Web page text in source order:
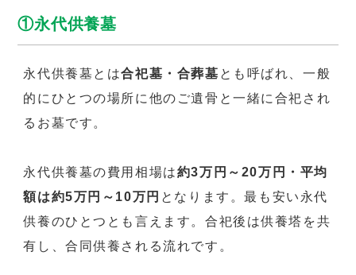
①永代供養墓
永代供養墓とは合祀墓・合葬墓 とも呼ばれ、一般
的にひとつの場所に他のご遺骨と一緒に合祀され
るお墓です。
永代供養墓の費用相場は約3万円～20万円・平均
額は約5万円～10万円 となります。最も安い永代
供養のひとつとも言えます。合祀後は供養塔を共
有し、合同供養される流れです。